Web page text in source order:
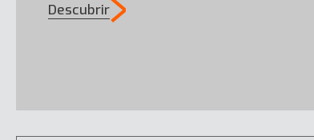
Descubrir